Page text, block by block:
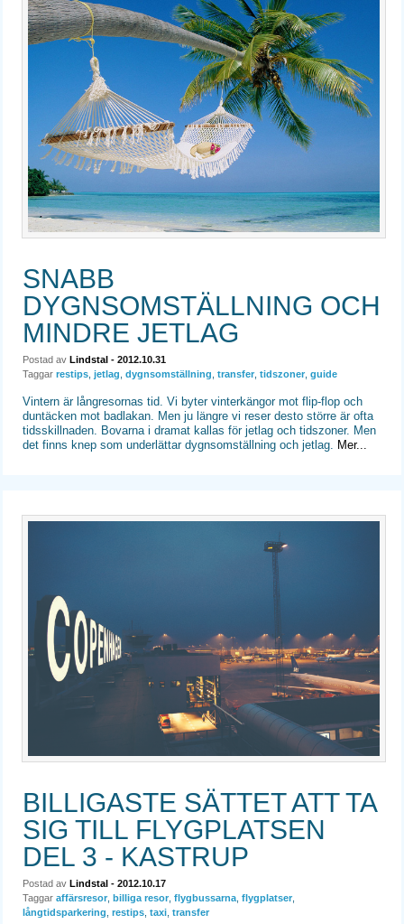
SNABB
DYGNSOMSTÄLLNING OCH
MINDRE JETLAG
Postad avLindstal - 2012.10.31
Taggar restips ,jetlag ,dygnsomställning ,transfer ,tidszoner ,guide
Vintern är långresornas tid. Vi byter vinterkängor mot flip-flop och
duntäcken mot badlakan. Men ju längre vi reser desto större är ofta
tidsskillnaden. Bovarna i dramat kallas för jetlag och tidszoner. Men
det finns knep som underlättar dygnsomställning och jetlag. Mer...
BILLIGASTE SÄTTET ATT TA
SIG TILL FLYGPLATSEN
DEL 3 - KASTRUP
Postad avLindstal - 2012.10.17
Taggar affärsresor ,billiga resor ,flygbussarna ,flygplatser
långtidsparkering ,restips ,taxi ,transfer